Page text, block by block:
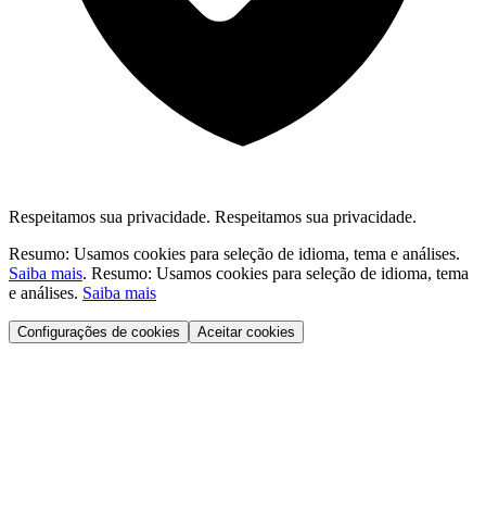
Respeitamos sua privacidade. Respeitamos sua privacidade.
Resumo: Usamos cookies para seleção de idioma, tema e análises.
Saiba mais. Resumo: Usamos cookies para seleção de idioma, tema
e análises. Saiba mais
Configurações de cookies Aceitar cookies